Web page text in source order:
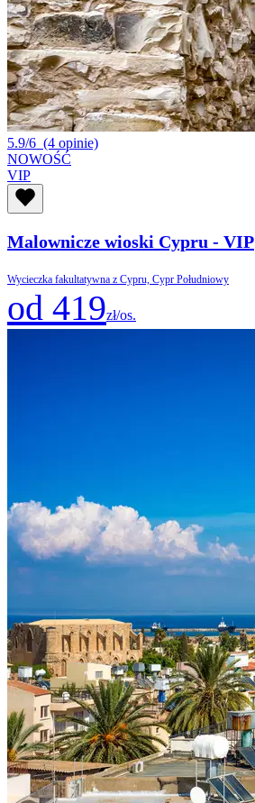
5.9/6 (4 opinie)
NOWOŚĆ
VIP
Malownicze wioski Cypru - VIP
Wycieczka fakultatywna z Cypru, Cypr Południowy
od 419zł/os.